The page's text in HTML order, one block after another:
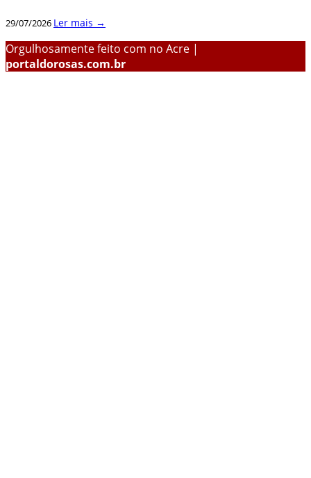
29/07/2026 Ler mais →
Orgulhosamente feito com no Acre |
portaldorosas.com.br